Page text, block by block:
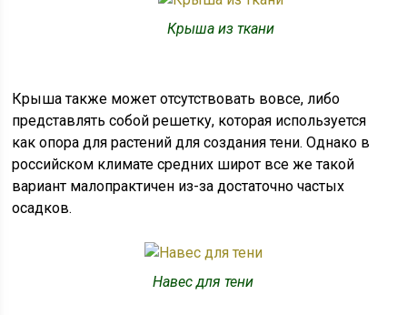
Крыша из ткани
Крыша также может отсутствовать вовсе, либо
представлять собой решетку, которая используется
как опора для растений для создания тени. Однако в
российском климате средних широт все же такой
вариант малопрактичен из-за достаточно частых
осадков.
Навес для тени